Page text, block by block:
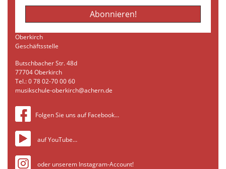
Oberkirch
Geschäftsstelle
Butschbacher Str. 48d
77704 Oberkirch
Tel.: 0 78 02-70 00 60
musikschule-oberkirch@achern.de
Folgen Sie uns auf Facebook…
auf YouTube…
oder unserem Instagram-Account!